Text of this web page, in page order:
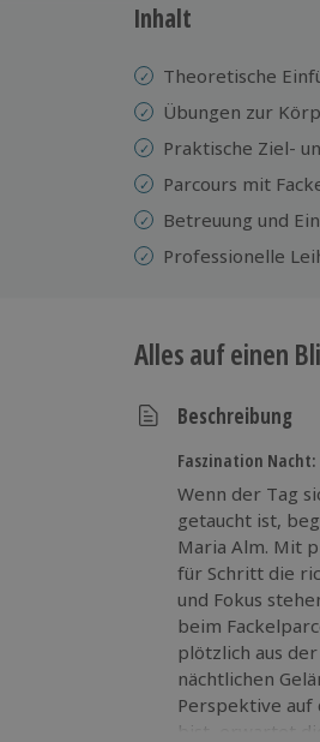
Inhalt
Theoretische
Übungen zur
Praktische Ziel-
Parcours mit
Betreuung und
Professionelle
Alles auf einen
Beschreibung
Faszination
Wenn der Tag
getaucht ist,
Maria Alm. Mit
für Schritt die
und Fokus
beim
plötzlich aus
nächtlichen
Perspektive auf
bist, erwartet